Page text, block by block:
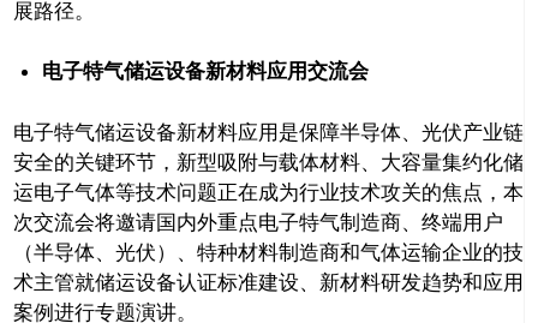
展路径。
电子特气储运设备新材料应用交流会
电子特气储运设备新材料应用是保障半导体、光伏产业链
安全的关键环节，新型吸附与载体材料、大容量集约化储
运电子气体等技术问题正在成为行业技术攻关的焦点，本
次交流会将邀请国内外重点电子特气制造商、终端用户
（半导体、光伏）、特种材料制造商和气体运输企业的技
术主管就储运设备认证标准建设、新材料研发趋势和应用
案例进行专题演讲。